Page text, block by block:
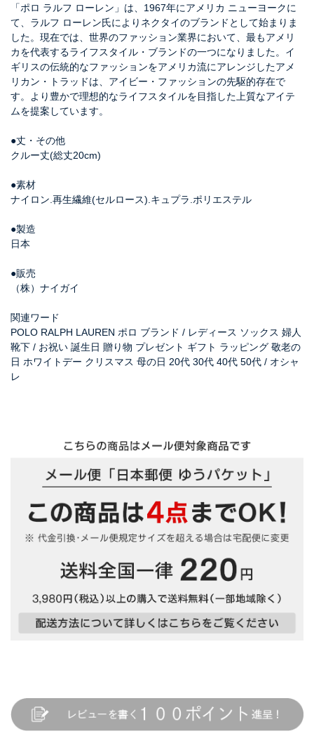
「ポロ ラルフ ローレン」は、1967年にアメリカ ニューヨークに
て、ラルフ ローレン氏によりネクタイのブランドとして始まりま
した。現在では、世界のファッション業界において、最もアメリ
カを代表するライフスタイル・ブランドの一つになりました。イ
ギリスの伝統的なファッションをアメリカ流にアレンジしたアメ
リカン・トラッドは、アイビー・ファッションの先駆的存在で
す。より豊かで理想的なライフスタイルを目指した上質なアイテ
ムを提案しています。
●丈・その他
クルー丈(総丈20cm)
●素材
ナイロン.再生繊維(セルロース).キュプラ.ポリエステル
●製造
日本
●販売
（株）ナイガイ
関連ワード
POLO RALPH LAUREN ポロ ブランド / レディース ソックス 婦人
靴下 / お祝い 誕生日 贈り物 プレゼント ギフト ラッピング 敬老の
日 ホワイトデー クリスマス 母の日 20代 30代 40代 50代 / オシャ
レ